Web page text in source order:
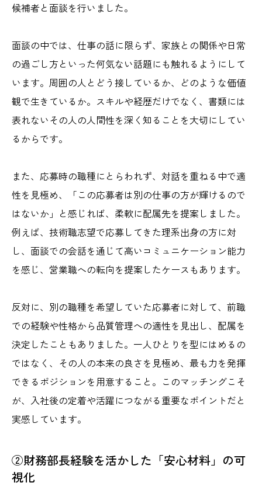
候補者と面談を行いました。
面談の中では、仕事の話に限らず、家族との関係や日常
の過ごし方といった何気ない話題にも触れるようにして
います。周囲の人とどう接しているか、どのような価値
観で生きているか。スキルや経歴だけでなく、書類には
表れないその人の人間性を深く知ることを大切にしてい
るからです。
また、応募時の職種にとらわれず、対話を重ねる中で適
性を見極め、「この応募者は別の仕事の方が輝けるので
はないか」と感じれば、柔軟に配属先を提案しました。
例えば、技術職志望で応募してきた理系出身の方に対
し、面談での会話を通じて高いコミュニケーション能力
を感じ、営業職への転向を提案したケースもあります。
反対に、別の職種を希望していた応募者に対して、前職
での経験や性格から品質管理への適性を見出し、配属を
決定したこともありました。一人ひとりを型にはめるの
ではなく、その人の本来の良さを見極め、最も力を発揮
できるポジションを用意すること。このマッチングこそ
が、入社後の定着や活躍につながる重要なポイントだと
実感しています。
②財務部長経験を活かした「安心材料」の可
視化